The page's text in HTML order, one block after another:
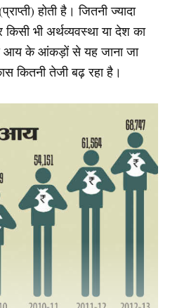
होती है। जितनी ज्यादा
किसी भी अर्थव्यवस्था या देश का
आय के आंकड़ों से यह जाना जा
कितनी तेजी बढ़ रहा है।